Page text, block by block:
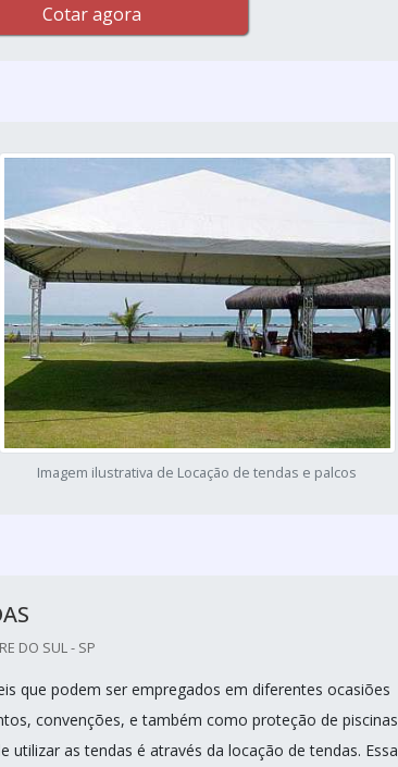
Cotar agora
Imagem ilustrativa de Locação de tendas e palcos
DO SUL - SP
que podem ser empregados em diferentes ocasiões
convenções, e também como proteção de piscinas
utilizar as tendas é através da locação de tendas. Essa